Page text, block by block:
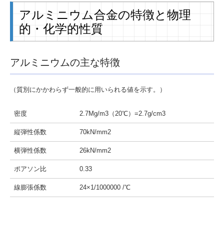
自社製品案内(アルミ配管継手)
取扱商品案内(アルミ材料一覧)
お問合せ・見積もり依頼
アルミ関係リンク集
採用情報（事務職）
採用情報（製造職）
アルミニウム合金の特徴と物理
的・化学的性質
アルミニウムの主な特徴
（質別にかかわらず一般的に用いられる値を示す。）
密度 2.7Mg/m3（20℃）=2.7g/cm3
縦弾性係数 70kN/mm2
横弾性係数 26kN/mm2
ポアソン比 0.33
線膨張係数 24×1/1000000 /℃